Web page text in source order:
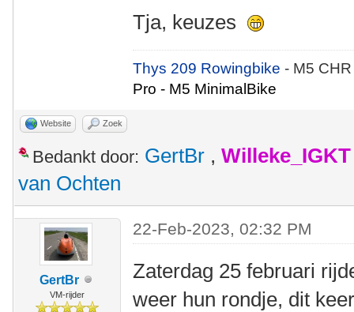
Tja, keuzes
Thys 209 Rowingbike- M5
Pro - M5 MinimalBike
Website Zoek
Bedankt door: GertBr , Willeke_IGKT
van Ochten
GertBr
VM-rijder
22-Feb-2023, 02:32 PM
Zaterdag 25 februari
weer hun rondje, dit